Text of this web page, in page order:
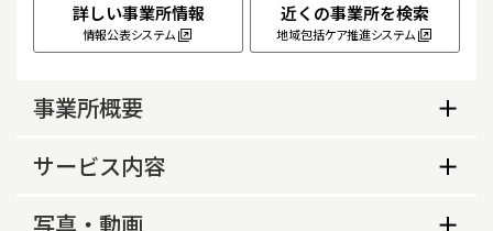
詳しい事業所情報
情報公表システム
近くの事業所を検索
地域包括ケア推進システム
事業所概要
事業所概要
サービス内容
サービス内容
写真・動画